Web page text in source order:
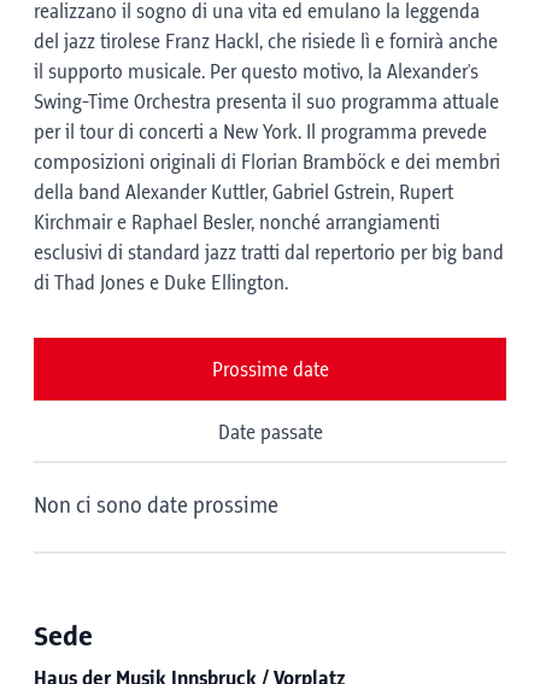
realizzano il sogno di una vita ed emulano la leggenda
del jazz tirolese Franz Hackl, che risiede lì e fornirà anche
il supporto musicale. Per questo motivo, la Alexander's
Swing-Time Orchestra presenta il suo programma attuale
per il tour di concerti a New York. Il programma prevede
composizioni originali di Florian Bramböck e dei membri
della band Alexander Kuttler, Gabriel Gstrein, Rupert
Kirchmair e Raphael Besler, nonché arrangiamenti
esclusivi di standard jazz tratti dal repertorio per big band
di Thad Jones e Duke Ellington.
Prossime date
Date passate
Non ci sono date prossime
Sede
Haus der Musik Innsbruck / Vorplatz